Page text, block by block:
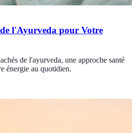
l'Ayurveda pour Votre
de l'ayurveda, une approche santé
énergie au quotidien.